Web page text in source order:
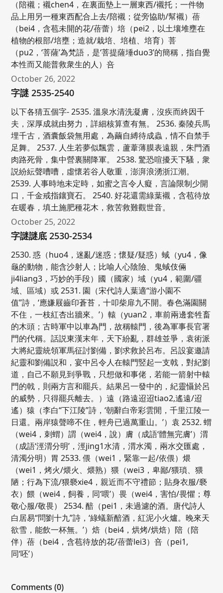
（陪襯；襯chen4，在裏面墊上一層東西/襯托；一件物
品上用另一種東西配合上去/陪襯；從旁協助/幫襯）蓓
（bei4，含苞未開的花/蓓蕾）培（pei2，以土壤堆壅在
植物的根部/培壅；造就/栽培、培植、培育）菩
（pu2，‘菩薩’為梵語，是‘菩提薩埵duo3’的簡稱，指自覺
本性而又能普救衆生的人）咅
October 26, 2022
字謎 2535-2540
以下各猜五個字- 2535. 溫泉水清洗凝膚，沒疾而終因千
夫，深厚成就由努力，詳細核算查有無。 2536. 秦陵兵馬
埋千古，酒囊飯袋無用處，為繭自縛待成蟲，情不自禁手
足舞。 2537. 人生若夢似飄雲，蘆葦薄膜表遠親，朱門酒
肉路死骨，集中營裏關降軍。 2538. 驚恐喧擾天下騷，衆
説紛紜聲嘈嘈，虛懷若谷人敬重，澎湃浪湧浙江潮。
2539. 人事時地未定時，如蜜之言令人癡，言論限制少開
口，千金戒指鑲寶石。 2540. 好花還需綠葉襯，含苞待放
在暖春，填土施肥種花木，救苦救難觀世音。
October 25, 2022
字謎謎底 2530-2534
2530. 惑（huo4，迷亂/迷惑；懷疑/疑惑）蜮（yu4，像
龜的動物，能含沙射人；比喻人心陰險、鬼蜮伎倆
ji4liang3，巧妙的手段）國（國家）域（yu4，範圍/疆
域、區域）或 2531. 園（宋代詩人葉適“游小園不
值”詩，‘應嫌屐齒印蒼苔，十叩柴扉九不開。春色滿園關
不住，一枝紅杏出牆來。’）轅（yuan2，車前兩邊套牲畜
的木頭；古時軍中以車為門，故稱轅門，後為軍事長官署
門的代稱。話説東漢末年，天下紛亂，群雄並爭，袁術派
大將紀靈統領軍馬征討劉備，劉求救於呂布。呂設宴邀請
紀靈和劉備説和，宴中呂令人在轅門竪起一支戟，對紀劉
道，自己不願見到爭戰，只想做和事佬，若能一箭射中轅
門的戟，則兩方言和罷兵。結果呂一發中的，紀靈懾於呂
的威勢，只得罷兵離去。）遠（路遠迢迢tiao2,遙遠/迢
遙）猿（李白“下江陵”詩，‘朝辭白帝彩雲閒，千里江陵一
日還。兩岸猿聲啼不住，輕舟已過萬重山。’）袁 2532. 蝟
（wei4，刺蝟）謂（wei4，說）膚（成語‘體無完膚’）渭
（成語‘涇渭分明’，涇jing1水清，渭水濁，兩水交匯處，
清濁分明）胃 2533. 偎（wei1，緊靠一起/依偎）煨
（wei1，烤火/煨火、煨熟）猥（wei3，卑鄙/猥瑣、猥
陋；行為下流/猥褻xie4，親近而不守禮節；貼身衣服/褻
衣）餵（wei4，飼養，同‘喂’）畏（wei4，害怕/畏懼；尊
敬心服/敬畏） 2534. 醅（pei1，未過濾的酒。唐代詩人
白居易“問劉十九”詩，‘綠蟻新醅酒，紅泥小火爐。晚來天
欲雪，能飲一杯無。’）焙（bei4，烘烤/烘焙）陪（陪
伴）蓓（bei4，含苞待放的花/蓓蕾lei3）咅（pei1,
同‘呸’）
Comments (0)